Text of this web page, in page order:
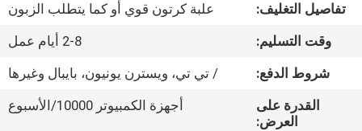
المعمل
مراقبة
الجودة
تفاصيل التغليف:
علبة كرتون قوي أو كما يتطلب الزبون
وقت التسليم:
2-8 أيام عمل
شروط الدفع:
/ تي تي، ويسترن يونيون، بايبال وغيرها
القدرة على
العرض:
أجهزة الكمبيوتر 10000/الأسبوع